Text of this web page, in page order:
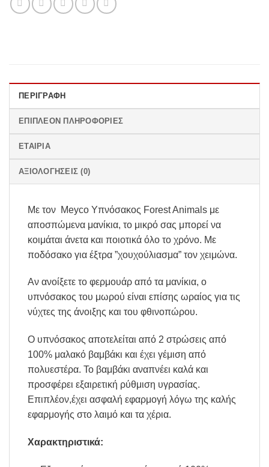
ΠΕΡΙΓΡΑΦΉ
ΕΠΙΠΛΈΟΝ ΠΛΗΡΟΦΟΡΊΕΣ
ΕΤΑΙΡΊΑ
ΑΞΙΟΛΟΓΉΣΕΙΣ (0)
Με τον Meyco Υπνόσακος Forest Animals με
αποσπώμενα μανίκια, το μικρό σας μπορεί να
κοιμάται άνετα και ποιοτικά όλο το χρόνο. Με
ποδόσακο για έξτρα ”χουχούλιασμα” τον χειμώνα.
Αν ανοίξετε το φερμουάρ από τα μανίκια, ο
υπνόσακος του μωρού είναι επίσης ωραίος για τις
νύχτες της άνοιξης και του φθινοπώρου.
Ο υπνόσακος αποτελείται από 2 στρώσεις από
100% μαλακό βαμβάκι και έχει γέμιση από
πολυεστέρα. Το βαμβάκι αναπνέει καλά και
προσφέρει εξαιρετική ρύθμιση υγρασίας.
Επιπλέον,έχει ασφαλή εφαρμογή λόγω της καλής
εφαρμογής στο λαιμό και τα χέρια.
Χαρακτηριστικά: